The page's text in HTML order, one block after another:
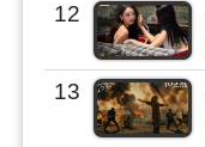
12
13